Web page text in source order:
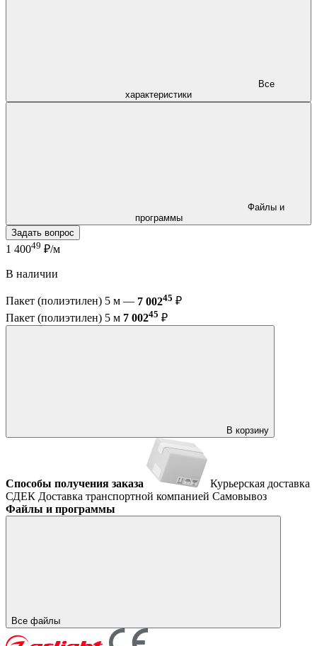
характеристики
программы
Задать вопрос
1 40049 ₽/м
В наличии
Пакет (полиэтилен) 5 м — 7 00245 ₽
Пакет (полиэтилен) 5 м 7 00245 ₽
В корзину
Способы получения заказа
Курьерская доставка
СДЕК Доставка транспортной компанией Самовывоз
Файлы и программы
Все файлы